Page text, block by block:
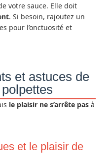
votre sauce. Elle doit
. Si besoin, rajoutez un
pour l’onctuosité et
et astuces de
le plaisir ne s’arrête pasà
et le plaisir de